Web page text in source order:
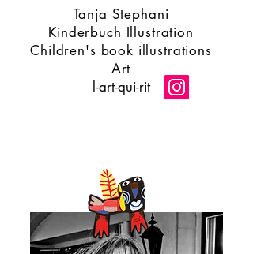
Tanja Stephani
Kinderbuch Illustration
Children's book illustrations
Art
l-art-qui-rit